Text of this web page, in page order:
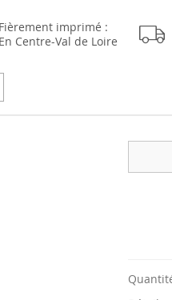
Fièrement imprimé :
En Centre-Val de Loire